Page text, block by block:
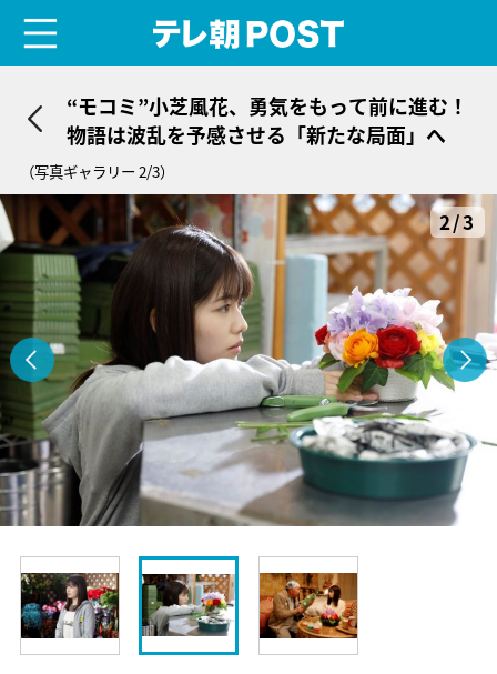
“モコミ”小芝風花、勇気をもって前に進む！
物語は波乱を予感させる「新たな局面」へ
（写真ギャラリー 2/3）
2/3